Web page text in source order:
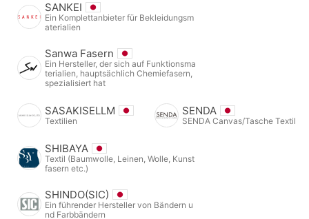
SANKEI
Ein Komplettanbieter für Bekleidungsm
aterialien
Sanwa Fasern
Ein Hersteller, der sich auf Funktionsma
terialien, hauptsächlich Chemiefasern,
spezialisiert hat
SASAKISELLM
Textilien
SENDA
SENDA Canvas/Tasche Textil
SHIBAYA
Textil (Baumwolle, Leinen, Wolle, Kunst
fasern etc.)
SHINDO(SIC)
Ein führender Hersteller von Bändern u
nd Farbbändern